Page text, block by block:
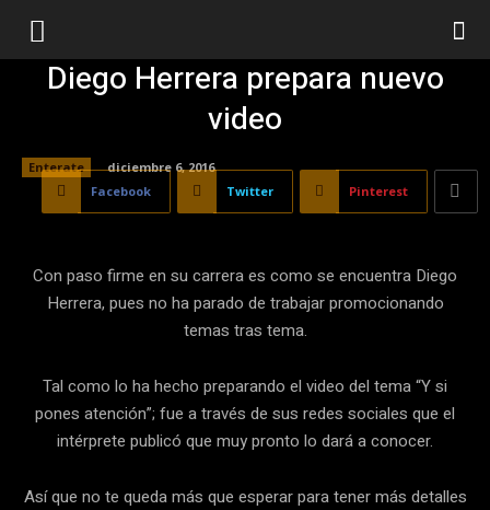
Diego Herrera prepara nuevo
video
Enterate
diciembre 6, 2016
Facebook
Twitter Pinterest
Con paso firme en su carrera es como se encuentra Diego
Herrera, pues no ha parado de trabajar promocionando
temas tras tema.
Tal como lo ha hecho preparando el video del tema “Y si
pones atención”; fue a través de sus redes sociales que el
intérprete publicó que muy pronto lo dará a conocer.
Así que no te queda más que esperar para tener más detalles